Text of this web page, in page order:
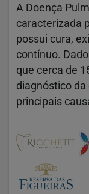
A Doença
caracterizada
possui cura,
contínuo.
que cerca de
diagnóstico
principais